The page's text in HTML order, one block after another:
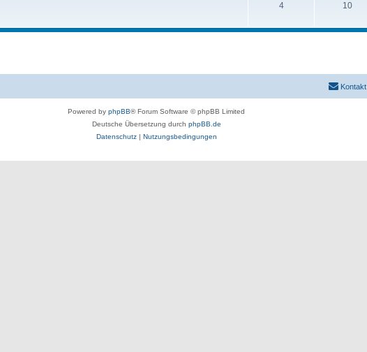
4 10
Kontakt
Powered by phpBB® Forum Software © phpBB Limited
Deutsche Übersetzung durch phpBB.de
Datenschutz| Nutzungsbedingungen